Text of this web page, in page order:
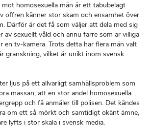
mot homosexuella män är ett tabubelagt
offren känner stor skam och ensamhet över
Därför är det få som väljer att dela med sig
av sexuellt våld och ännu färre som är villiga
en tv-kamera. Trots detta har flera män valt
granskning, vilket är unikt inom svensk
ljus på ett allvarligt samhällsproblem som
massan, att en stor andel homosexuella
och få anmäler till polisen. Det kändes
om ett så mörkt och samtidigt okänt ämne,
lyfts i stor skala i svensk media.